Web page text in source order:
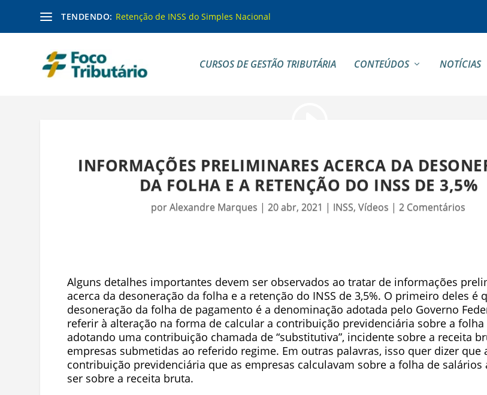
TENDENDO: Retenção de INSS do Simples Nacional
CURSOS DE GESTÃO TRIBUTÁRIA CONTEÚDOS NOTÍCIAS
INFORMAÇÕES PRELIMINARES ACERCA DA
DA FOLHA E A RETENÇÃO DO INSS DE 3,5%
porAlexandre Marques |20 abr, 2021 | INSS,Vídeos |2 Comentários
Alguns detalhes importantes devem ser observados ao tratar de informações
acerca da desoneração da folha e a retenção do INSS de 3,5%. O primeiro deles é
desoneração da folha de pagamento é a denominação adotada pelo Governo
referir à alteração na forma de calcular a contribuição previdenciária sobre a folha
adotando uma contribuição chamada de “substitutiva”, incidente sobre a receita
empresas submetidas ao referido regime. Em outras palavras, isso quer dizer que
contribuição previdenciária que as empresas calculavam sobre a folha de salários
ser sobre a receita bruta.